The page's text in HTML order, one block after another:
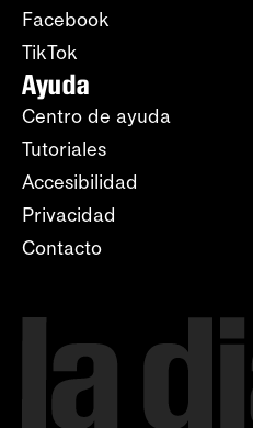
Facebook
TikTok
Ayuda
Centro de ayuda
Tutoriales
Accesibilidad
Privacidad
Contacto